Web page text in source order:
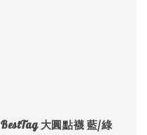
BestTag 大圓點襪 藍/綠